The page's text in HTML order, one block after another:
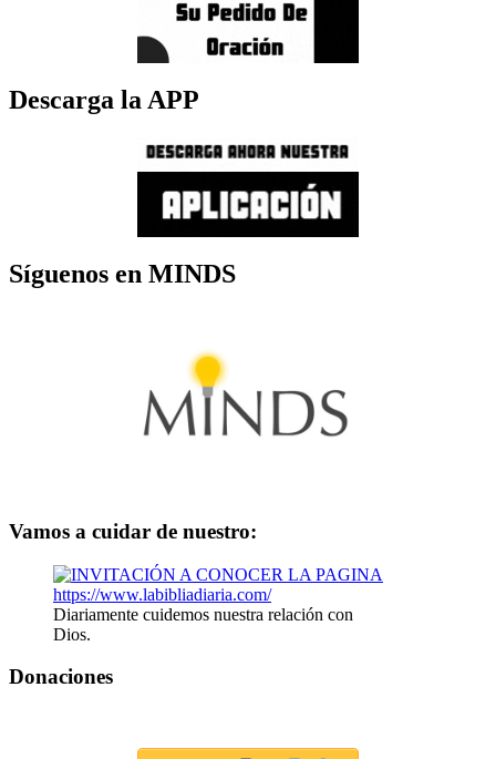
Descarga la APP
Síguenos en MINDS
Vamos a cuidar de nuestro:
Diariamente cuidemos nuestra relación con
Dios.
Donaciones